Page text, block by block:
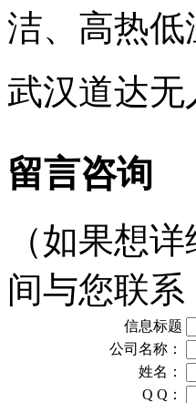
洁、高热
武汉道达无
留言咨询
（如果想
间与您联系
信息标题
公司名称：
姓名：
Q Q：